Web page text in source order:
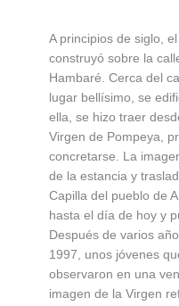
A principios de siglo,
construyó sobre la
Hambaré. Cerca del
lugar bellísimo, se
ella, se hizo traer
Virgen de Pompeya,
concretarse. La
de la estancia y
Capilla del pueblo de
hasta el día de hoy y
Después de varios
1997, unos jóvenes
observaron en una
imagen de la Virgen